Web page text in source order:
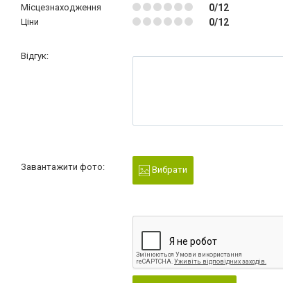
Місцезнаходження 0/12
Ціни 0/12
Відгук:
Завантажити фото: Вибрати